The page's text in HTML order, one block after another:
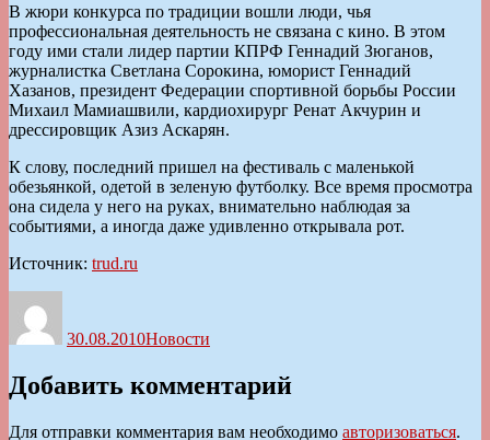
В жюри конкурса по традиции вошли люди, чья
профессиональная деятельность не связана с кино. В этом
году ими стали лидер партии КПРФ Геннадий Зюганов,
журналистка Светлана Сорокина, юморист Геннадий
Хазанов, президент Федерации спортивной борьбы России
Михаил Мамиашвили, кардиохирург Ренат Акчурин и
дрессировщик Азиз Аскарян.
К слову, последний пришел на фестиваль с маленькой
обезьянкой, одетой в зеленую футболку. Все время просмотра
она сидела у него на руках, внимательно наблюдая за
событиями, а иногда даже удивленно открывала рот.
Источник: trud.ru
30.08.2010Новости
Добавить комментарий
Для отправки комментария вам необходимо авторизоваться.